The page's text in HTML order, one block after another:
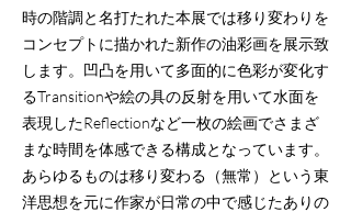
時の階調と名打たれた本展では移り変わりを
コンセプトに描かれた新作の油彩画を展示致
します。凹凸を用いて多面的に色彩が変化す
るTransitionや絵の具の反射を用いて水面を
表現したReflectionなど一枚の絵画でさまざ
まな時間を体感できる構成となっています。
あらゆるものは移り変わる（無常）という東
洋思想を元に作家が日常の中で感じたありの